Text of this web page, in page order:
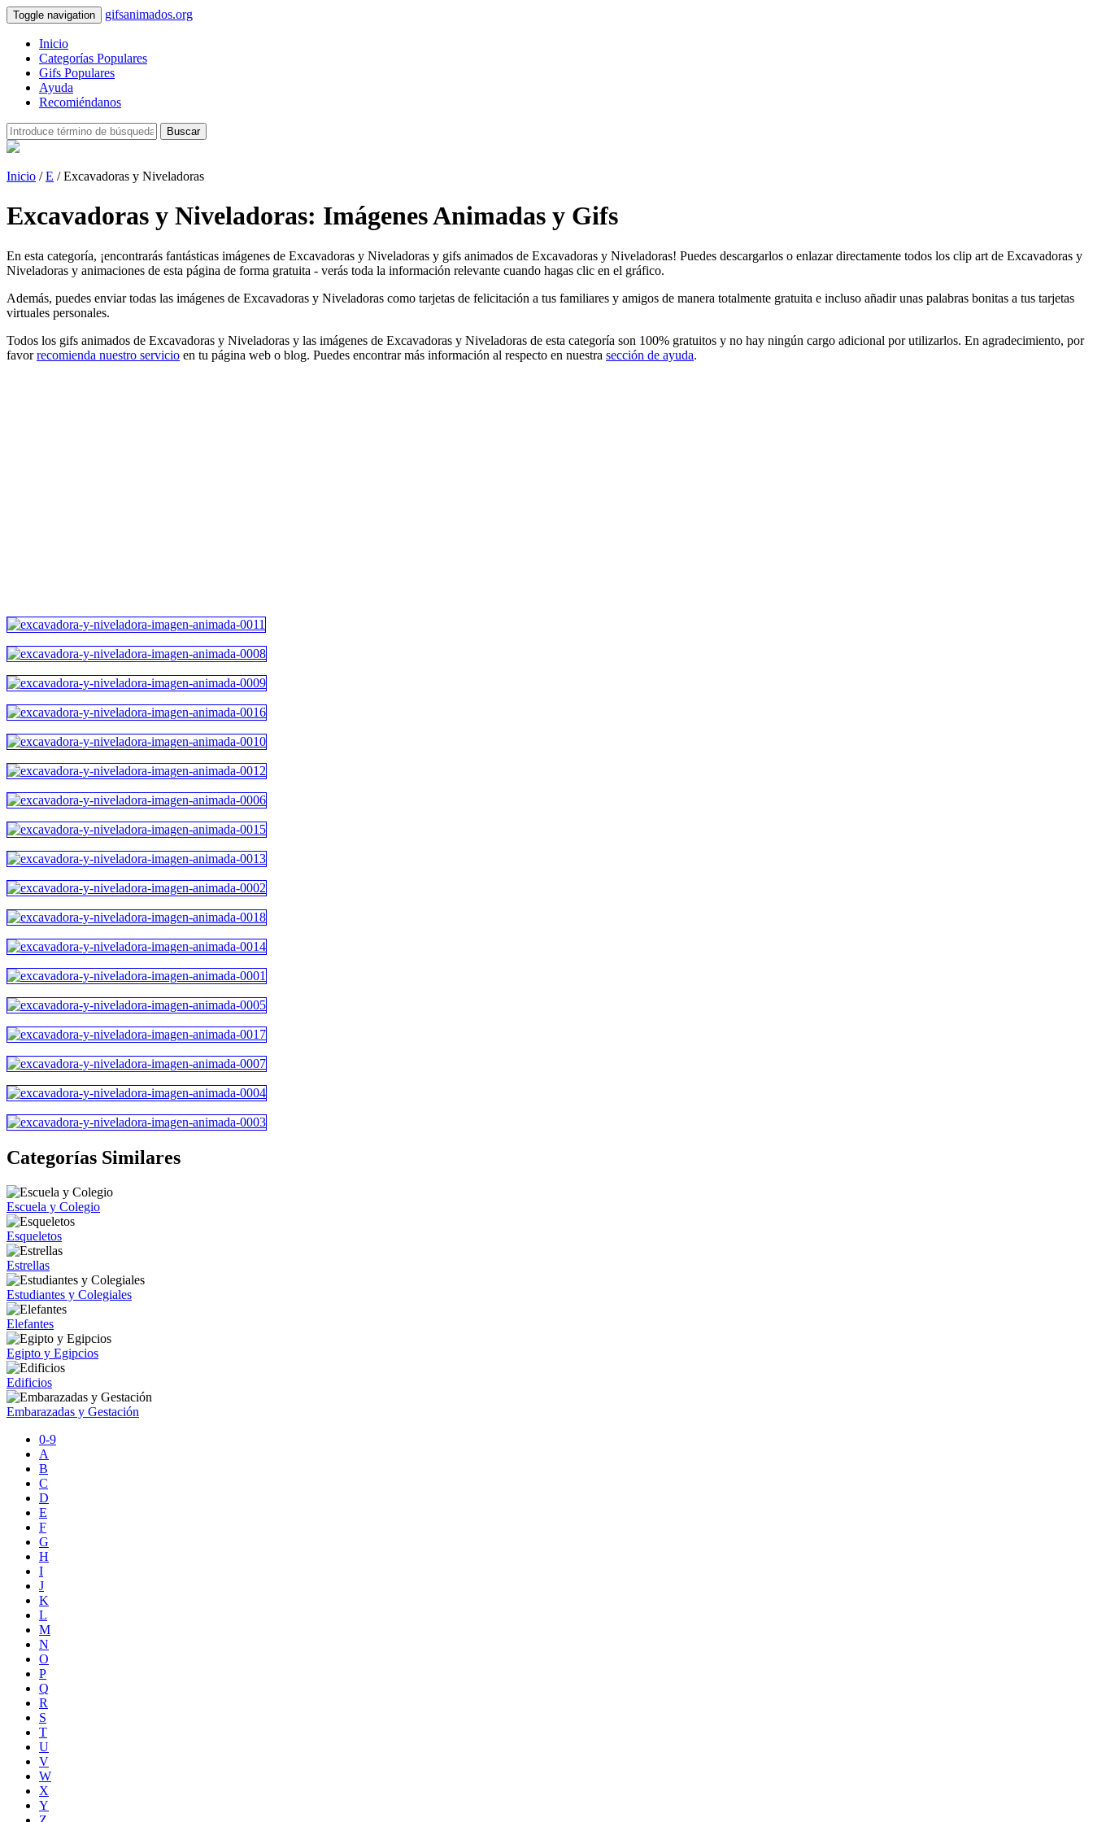
Toggle navigation gifsanimados.org
Inicio
Categorías Populares
Gifs Populares
Ayuda
Recomiéndanos
Buscar
Inicio /E / Excavadoras y Niveladoras
Excavadoras y Niveladoras: Imágenes Animadas y Gifs
En esta categoría, ¡encontrarás fantásticas imágenes de Excavadoras y Niveladoras y gifs animados de Excavadoras y Niveladoras! Puedes descargarlos o enlazar directamente todos los clip art de Excavadoras y
Niveladoras y animaciones de esta página de forma gratuita - verás toda la información relevante cuando hagas clic en el gráfico.
Además, puedes enviar todas las imágenes de Excavadoras y Niveladoras como tarjetas de felicitación a tus familiares y amigos de manera totalmente gratuita e incluso añadir unas palabras bonitas a tus tarjetas
virtuales personales.
Todos los gifs animados de Excavadoras y Niveladoras y las imágenes de Excavadoras y Niveladoras de esta categoría son 100% gratuitos y no hay ningún cargo adicional por utilizarlos. En agradecimiento, por
favorrecomienda nuestro servicio en tu página web o blog. Puedes encontrar más información al respecto en nuestra sección de ayuda.
Categorías Similares
Escuela y Colegio
Esqueletos
Estrellas
Estudiantes y Colegiales
Elefantes
Egipto y Egipcios
Edificios
Embarazadas y Gestación
0-9
A
B
C
D
E
F
G
H
I
J
K
L
M
N
O
P
Q
R
S
T
U
V
W
X
Y